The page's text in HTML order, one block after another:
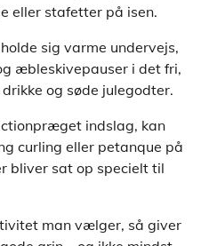
eller stafetter på isen.
sig varme undervejs,
æbleskivepauser i det fri,
og søde julegodter.
indslag, kan
curling eller petanque på
bliver sat op specielt til
man vælger, så giver